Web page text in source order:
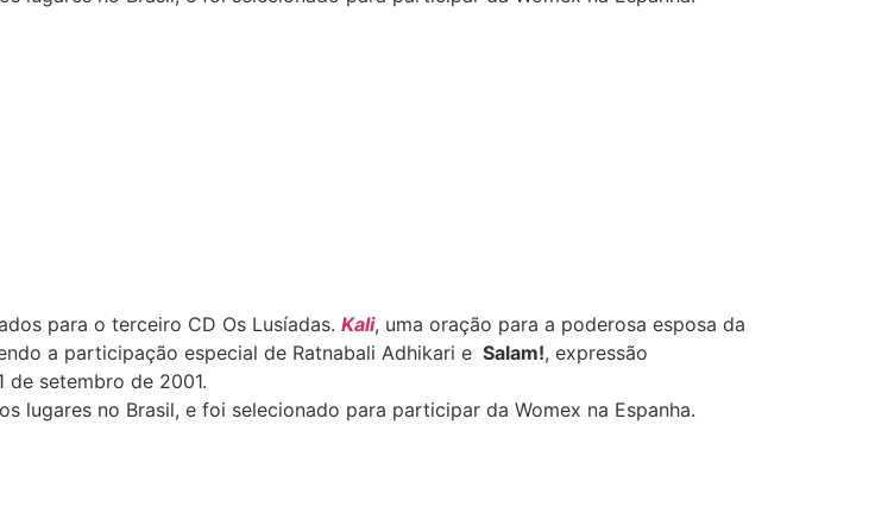
para o terceiro CD Os Lusíadas. Kali, uma oração para a poderosa esposa da
a participação especial de Ratnabali Adhikari e Salam!, expressão
de setembro de 2001.
lugares no Brasil, e foi selecionado para participar da Womex na Espanha.